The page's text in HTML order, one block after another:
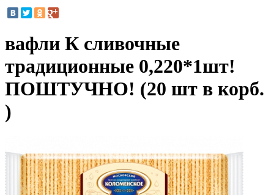
вафли К сливочные
традиционные 0,220*1шт!
ПОШТУЧНО! (20 шт в корб.
)